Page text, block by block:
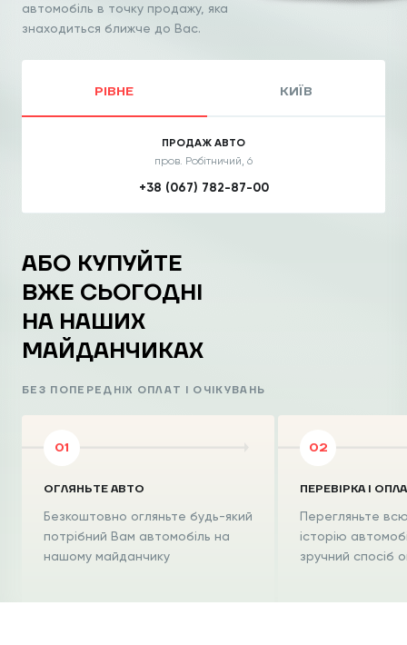
автомобіль в точку продажу, яка
знаходиться ближче до Вас.
РІВНЕ КИЇВ
ПРОДАЖ АВТО
пров. Робітничий, 6
+38 (067) 782-87-00
АБО КУПУЙТЕ
ВЖЕ СЬОГОДНІ
НА НАШИХ
МАЙДАНЧИКАХ
БЕЗ ПОПЕРЕДНІХ ОПЛАТ І ОЧІКУВАНЬ
ОГЛЯНЬТЕ АВТО
Безкоштовно огляньте будь-який
потрібний Вам автомобіль на
нашому майданчику
ПЕРЕВІРКА І
Перегляньте
історію
зручний спосіб